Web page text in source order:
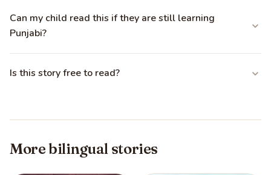
Can my child read this if they are still learning
Punjabi?
Is this story free to read?
More bilingual stories